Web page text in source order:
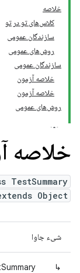
خلاصه
کلاس‌های تو در تو
سازندگان عمومی
روش‌های عمومی
سازندگان عمومی
خلاصه آزمون
خلاصه آزمون
روش‌های عمومی
خلاصه
Object
شیء جاوا
↳